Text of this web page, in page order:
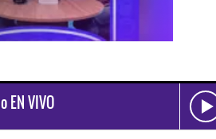
EN VIVO